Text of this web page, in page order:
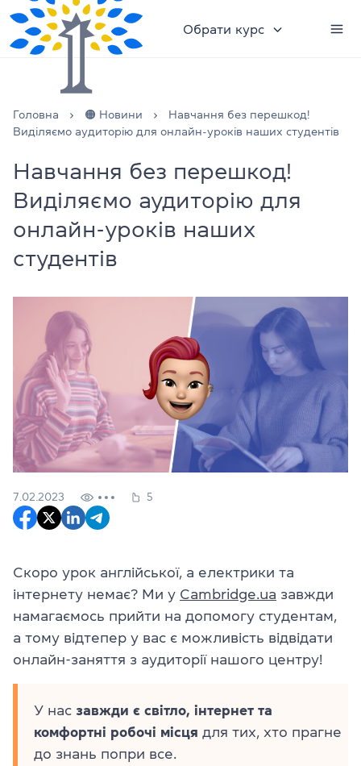
Обрати курс
Головна 🟠 Новини
Навчання без перешкод!
Виділяємо аудиторію для онлайн-уроків наших студентів
Навчання без перешкод!
Виділяємо аудиторію для
онлайн-уроків наших
студентів
7.02.2023 5
Скоро урок англійської, а електрики та
інтернету немає? Ми у Cambridge.ua завжди
намагаємось прийти на допомогу студентам,
а тому відтепер у вас є можливість відвідати
онлайн-заняття з аудиторії нашого центру!
У нас завжди є світло, інтернет та
комфортні робочі місця для тих, хто прагне
до знань попри все.